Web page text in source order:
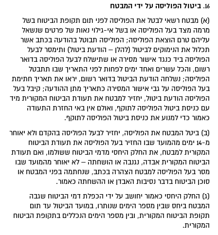
16. ביטול הפוליסה על ידי המבטח
(א) מבטח רשאי לבטל את הפוליסה לפני תום תקופת הביטוח בשל
מרמה מצד בעל הפוליסה או בשל אי-גילוי נאות של פרטים שנשאל
עליהם טרם הוצאת הפוליסה; הפוליסה תבוטל בהודעה בכתב אשר
תכלול את הנימוקים לביטול (להלן – הודעת ביטול) ותימסר לבעל
הפוליסה ביד כנגד אישור מסירה או שתישלח לבעל הפוליסה בדואר
רשום, והכל עשרים ואחד ימים לפחות לפני התאריך שבו תתבטל
הפוליסה; נשלחה הודעת הביטול בדואר רשום, יראו את תאריך חתימת
בעל הפוליסה על גבי אישור המסירה כתאריך מתן ההודעה; קיבל בעל
הפוליסה הודעת ביטול, יחזיר למבטח את תעודת הביטוח המקורית מיד
עם כניסת ביטול הפוליסה לתוקף, ואולם אין באי החזרת התעודה
כאמור כדי למנוע את כניסת ביטול הפוליסה לתוקף.
(ב) ביטל המבטח את הפוליסה, יחזיר לבעל הפוליסה בהקדם ולא יאוחר
מ-14 ימים מהמועד שבו החזיר בעל הפוליסה את תעודת הביטוח
המקורית למבטח, את החלק היחסי מדמי הביטוח ששולמו, ואם תעודת
הביטוח המקורית אבדה, נגנבה או הושחתה – לא יאוחר מהמועד שבו
מסר בעל הפוליסה למבטח הצהרה בכתב, שנחתמה בפני המבטח או
סוכן הביטוח בדבר נסיבות האבדן או ההשחתה כאמור.
(ג) החלק היחסי כאמור יחושב על ידי הכפלת דמי הביטוח שגבה
המבטח ביחס שבין מספר הימים שנותרו, במועד הביטול עד תום
תקופת הביטוח המקורית, ובין מספר הימים הנכללים בתקופת הביטוח
המקורית.